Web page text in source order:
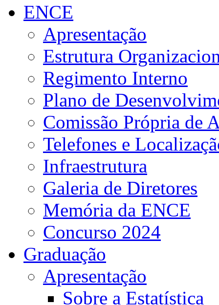
ENCE
Apresentação
Estrutura
Regimento Interno
Plano de
Comissão Própria de
Telefones e
Infraestrutura
Galeria de Diretores
Memória da ENCE
Concurso 2024
Graduação
Apresentação
Sobre a Estatística